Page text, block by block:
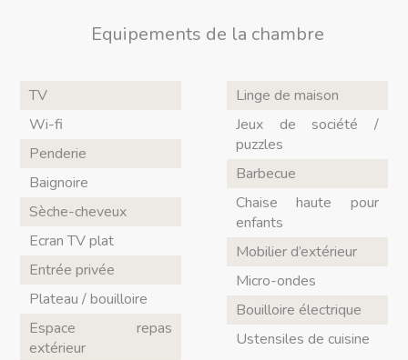
Equipements de la chambre
TV
Wi-fi
Penderie
Baignoire
Sèche-cheveux
Ecran TV plat
Entrée privée
Plateau / bouilloire
Espace repas
extérieur
Linge de maison
Jeux de société /
puzzles
Barbecue
Chaise haute pour
enfants
Mobilier d’extérieur
Micro-ondes
Bouilloire électrique
Ustensiles de cuisine